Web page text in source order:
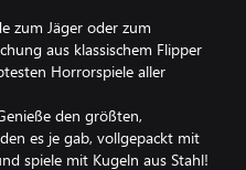
zum Jäger oder zum
aus klassischem Flipper
Horrorspiele aller
den größten,
es je gab, vollgepackt mit
spiele mit Kugeln aus Stahl!